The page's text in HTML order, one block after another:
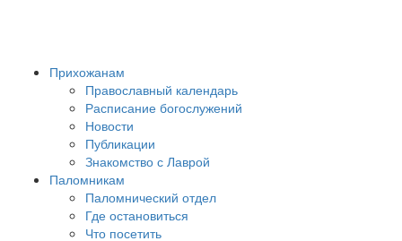
Прихожанам
Православный календарь
Расписание богослужений
Новости
Публикации
Знакомство с Лаврой
Паломникам
Паломнический отдел
Где остановиться
Что посетить